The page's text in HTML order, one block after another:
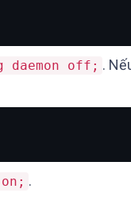
daemon off; .
.